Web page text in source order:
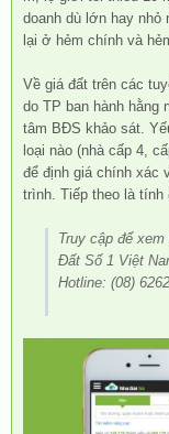
doanh dù lớn hay
lại ở hẻm chính và
Về giá đất trên các
do TP ban hành hằng
tâm BĐS khảo sát.
loại nào (nhà cấp 4,
để định giá chính xác
trình. Tiếp theo là
Truy cập để
Đất Số 1 Việt
Hotline: (08)